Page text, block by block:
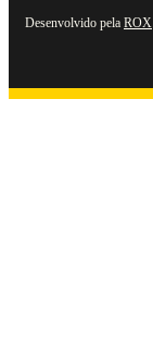
Desenvolvido pela ROX